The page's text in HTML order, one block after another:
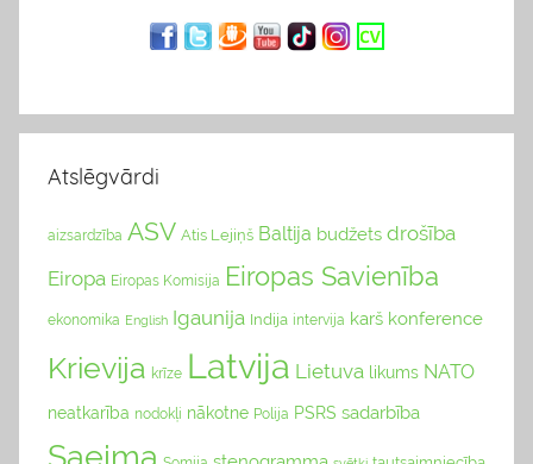
Atslēgvārdi
aizsardzība ASV Atis Lejiņš Baltija budžets drošība
Eiropa Eiropas Komisija Eiropas Savienība
ekonomika English Igaunija Indija intervija karš konference
Krievija krīze Latvija Lietuva likums NATO
neatkarība nodokļi nākotne Polija PSRS sadarbība